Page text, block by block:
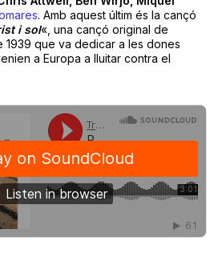
. Amb aquest últim és la cançó
i sol«, una cançó original de
1939 que va dedicar a les dones
a Europa a lluitar contra el